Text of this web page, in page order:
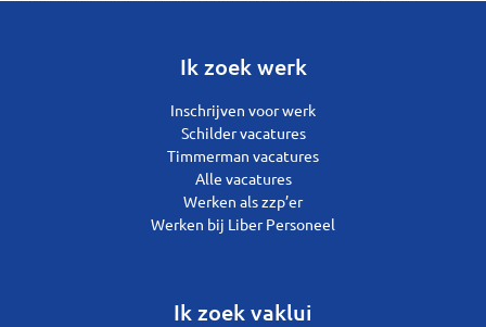
Ik zoek werk
Inschrijven voor werk
Schilder vacatures
Timmerman vacatures
Alle vacatures
Werken als zzp’er
Werken bij Liber Personeel
Ik zoek vaklui